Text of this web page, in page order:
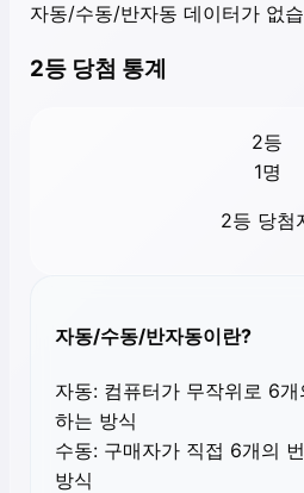
자동/수동/반자동 데이터가 없
2등 당첨 통계
2등
1명
2등 당첨
자동/수동/반자동이란?
자동: 컴퓨터가 무작위로 6
하는 방식
수동: 구매자가 직접 6개의
방식